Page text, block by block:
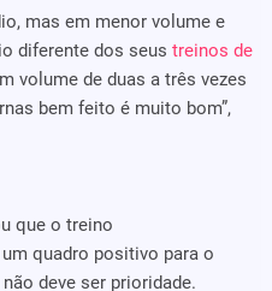
mas em menor volume e
diferente dos seus treinos de
volume de duas a três vezes
bem feito é muito bom”,
que o treino
quadro positivo para o
deve ser prioridade.